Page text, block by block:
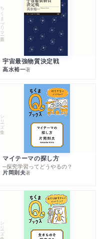
ちくまプリマー新書
宇宙最強物質決定戦
高水裕一著
シリーズ・全集
マイテーマの探し方
─探究学習ってどうやるの？
片岡則夫著
シリーズ・全集